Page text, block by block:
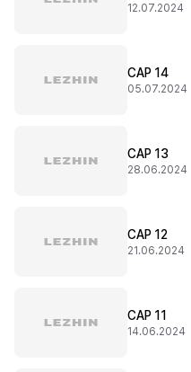
12.07.2024
CAP 14
05.07.2024
CAP 13
28.06.2024
CAP 12
21.06.2024
CAP 11
14.06.2024